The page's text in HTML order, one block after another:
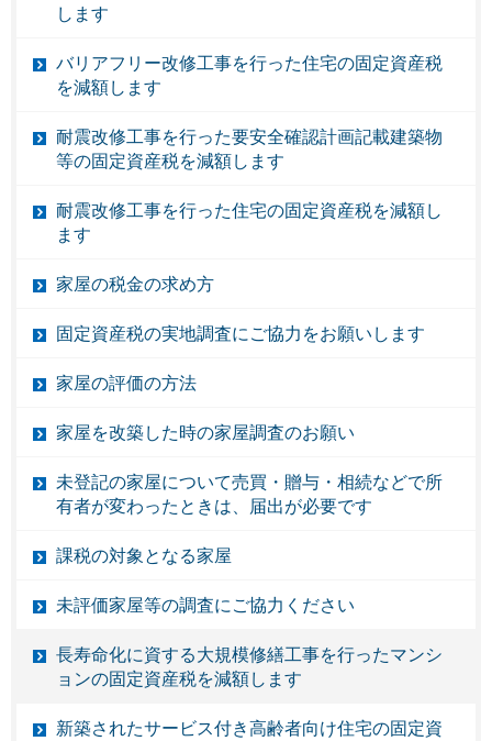
します
バリアフリー改修工事を行った住宅の固定資産税
を減額します
耐震改修工事を行った要安全確認計画記載建築物
等の固定資産税を減額します
耐震改修工事を行った住宅の固定資産税を減額し
ます
家屋の税金の求め方
固定資産税の実地調査にご協力をお願いします
家屋の評価の方法
家屋を改築した時の家屋調査のお願い
未登記の家屋について売買・贈与・相続などで所
有者が変わったときは、届出が必要です
課税の対象となる家屋
未評価家屋等の調査にご協力ください
長寿命化に資する大規模修繕工事を行ったマンシ
ョンの固定資産税を減額します
新築されたサービス付き高齢者向け住宅の固定資